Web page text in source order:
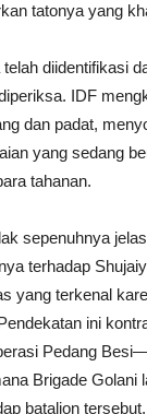
tatonya yang
diidentifikasi
IDF
dan padat,
yang sedang
tahanan.
sepenuhnya
terhadap
yang terkenal
ini
Pedang
Brigade Golani
batalion